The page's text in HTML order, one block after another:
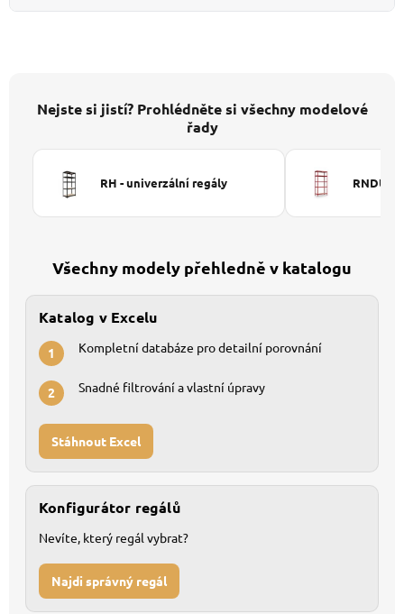
Nejste si jistí? Prohlédněte si všechny modelové
řady
RH - univerzální regály RNDU-
Všechny modely přehledně v katalogu
Katalog v Excelu
1 Kompletní databáze pro detailní porovnání
2 Snadné filtrování a vlastní úpravy
Stáhnout Excel
Konfigurátor regálů
Nevíte, který regál vybrat?
Najdi správný regál